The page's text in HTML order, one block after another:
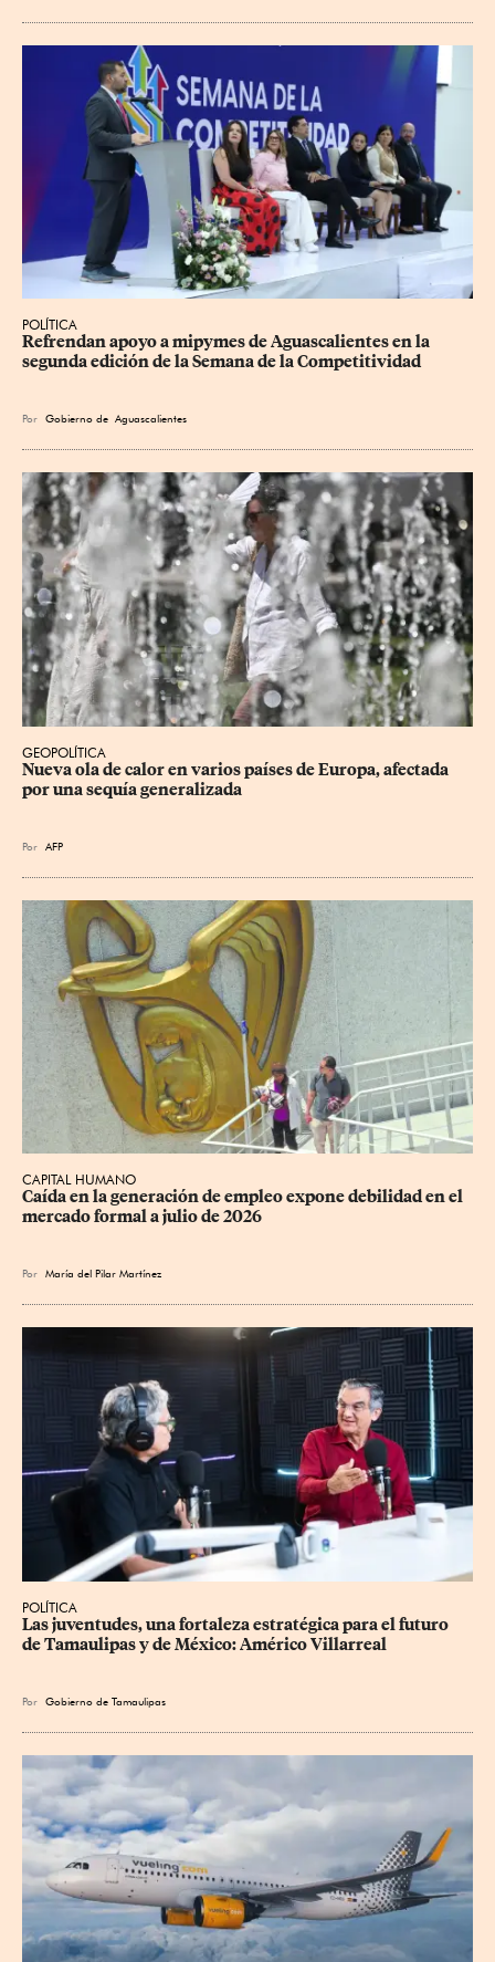
POLÍTICA
Refrendan apoyo a mipymes de Aguascalientes en la
segunda edición de la Semana de la Competitividad
Por Gobierno de Aguascalientes
GEOPOLÍTICA
Nueva ola de calor en varios países de Europa, afectada
por una sequía generalizada
Por AFP
CAPITAL HUMANO
Caída en la generación de empleo expone debilidad en el
mercado formal a julio de 2026
Por María del Pilar Martínez
POLÍTICA
Las juventudes, una fortaleza estratégica para el futuro
de Tamaulipas y de México: Américo Villarreal
Por Gobierno de Tamaulipas